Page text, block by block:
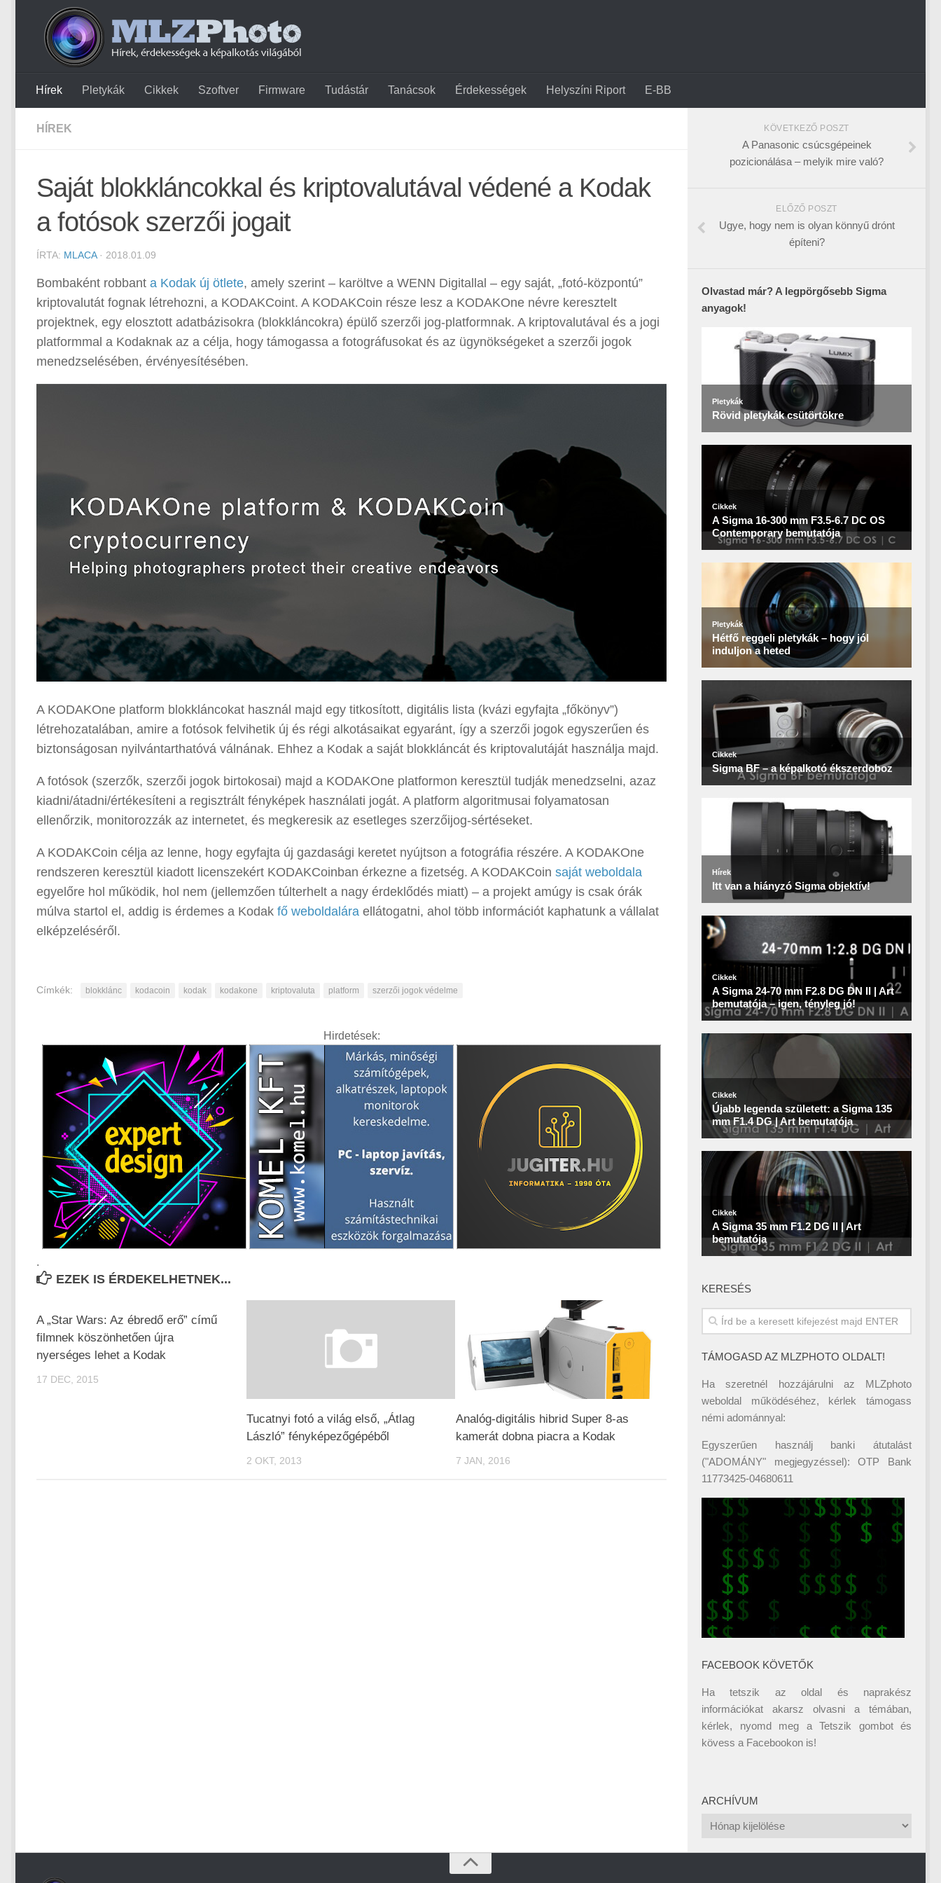
Hírek Pletykák Cikkek Szoftver Firmware Tudástár Tanácsok Érdekességek Helyszíni Riport E-BB
HÍREK
Saját blokkláncokkal és kriptovalutával védené a Kodak
a fotósok szerzői jogait
ÍRTA: MLACA· 2018.01.09
Bombaként robbant a Kodak új ötlete, amely szerint – karöltve a WENN Digitallal – egy saját, „fotó-központú”
kriptovalutát fognak létrehozni, a KODAKCoint. A KODAKCoin része lesz a KODAKOne névre keresztelt
projektnek, egy elosztott adatbázisokra (blokkláncokra) épülő szerzői jog-platformnak. A kriptovalutával és a jogi
platformmal a Kodaknak az a célja, hogy támogassa a fotográfusokat és az ügynökségeket a szerzői jogok
menedzselésében, érvényesítésében.
A KODAKOne platform blokkláncokat használ majd egy titkosított, digitális lista (kvázi egyfajta „főkönyv”)
létrehozatalában, amire a fotósok felvihetik új és régi alkotásaikat egyaránt, így a szerzői jogok egyszerűen és
biztonságosan nyilvántarthatóvá válnának. Ehhez a Kodak a saját blokkláncát és kriptovalutáját használja majd.
A fotósok (szerzők, szerzői jogok birtokosai) majd a KODAKOne platformon keresztül tudják menedzselni, azaz
kiadni/átadni/értékesíteni a regisztrált fényképek használati jogát. A platform algoritmusai folyamatosan
ellenőrzik, monitorozzák az internetet, és megkeresik az esetleges szerzőijog-sértéseket.
A KODAKCoin célja az lenne, hogy egyfajta új gazdasági keretet nyújtson a fotográfia részére. A KODAKOne
rendszeren keresztül kiadott licenszekért KODAKCoinban érkezne a fizetség. A KODAKCoin saját weboldala
egyelőre hol működik, hol nem (jellemzően túlterhelt a nagy érdeklődés miatt) – a projekt amúgy is csak órák
múlva startol el, addig is érdemes a Kodak fő weboldalára ellátogatni, ahol több információt kaphatunk a vállalat
elképzeléséről.
Címkék: blokklánc kodacoin kodak kodakone kriptovaluta platform szerzői jogok védelme
Hirdetések:
.
EZEK IS ÉRDEKELHETNEK...
A „Star Wars: Az ébredő erő” című
filmnek köszönhetően újra
nyerséges lehet a Kodak
17 DEC, 2015
Tucatnyi fotó a világ első, „Átlag
László” fényképezőgépéből
2 OKT, 2013
Analóg-digitális hibrid Super 8-as
kamerát dobna piacra a Kodak
7 JAN, 2016
KÖVETKEZŐ POSZT
A Panasonic csúcsgépeinek
pozicionálása – melyik mire való?
ELŐZŐ POSZT
Ugye, hogy nem is olyan könnyű drónt
építeni?
Olvastad már? A legpörgősebb Sigma
anyagok!
KERESÉS
TÁMOGASD AZ MLZPHOTO OLDALT!
Ha szeretnél hozzájárulni az MLZphoto
weboldal működéséhez, kérlek támogass
némi adománnyal:
Egyszerűen használj banki átutalást
("ADOMÁNY" megjegyzéssel): OTP Bank
11773425-04680611
FACEBOOK KÖVETŐK
Ha tetszik az oldal és naprakész
információkat akarsz olvasni a témában,
kérlek, nyomd meg a Tetszik gombot és
kövess a Facebookon is!
ARCHÍVUM
Archívum